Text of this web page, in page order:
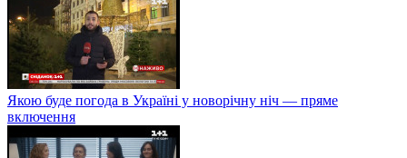
Якою буде погода в Україні у новорічну ніч — пряме
включення